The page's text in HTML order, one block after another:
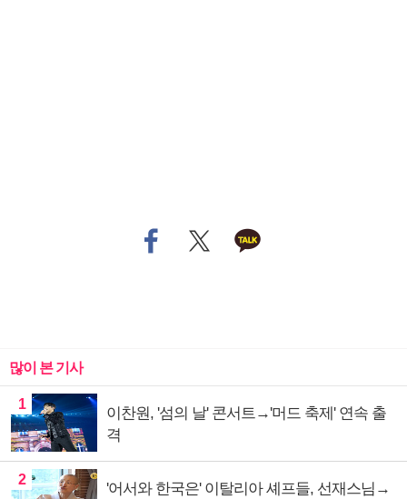
많이 본 기사
1
이찬원, '섬의 날' 콘서트→'머드 축제' 연속 출
격
2
'어서와 한국은' 이탈리아 셰프들, 선재스님→